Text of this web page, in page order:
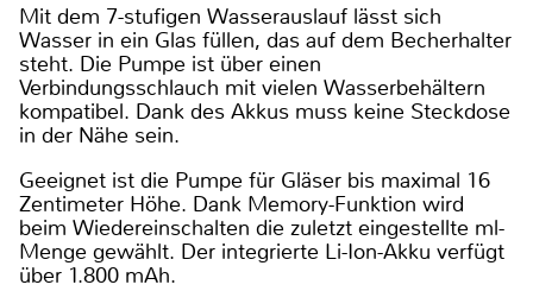
Mit dem 7-stufigen Wasserauslauf lässt sich
Wasser in ein Glas füllen, das auf dem Becherhalter
steht. Die Pumpe ist über einen
Verbindungsschlauch mit vielen Wasserbehältern
kompatibel. Dank des Akkus muss keine Steckdose
in der Nähe sein.
Geeignet ist die Pumpe für Gläser bis maximal 16
Zentimeter Höhe. Dank Memory-Funktion wird
beim Wiedereinschalten die zuletzt eingestellte ml-
Menge gewählt. Der integrierte Li-Ion-Akku verfügt
über 1.800 mAh.